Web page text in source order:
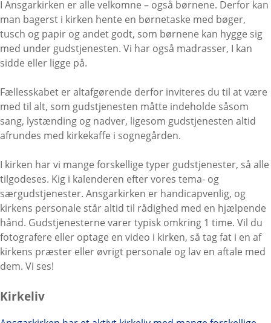
I Ansgarkirken er alle velkomne – også børnene. Derfor kan
man bagerst i kirken hente en børnetaske med bøger,
tusch og papir og andet godt, som børnene kan hygge sig
med under gudstjenesten. Vi har også madrasser, I kan
sidde eller ligge på.
Fællesskabet er altafgørende derfor inviteres du til at være
med til alt, som gudstjenesten måtte indeholde såsom
sang, lystænding og nadver, ligesom gudstjenesten altid
afrundes med kirkekaffe i sognegården.
I kirken har vi mange forskellige typer gudstjenester, så alle
tilgodeses. Kig i kalenderen efter vores tema- og
særgudstjenester. Ansgarkirken er handicapvenlig, og
kirkens personale står altid til rådighed med en hjælpende
hånd. Gudstjenesterne varer typisk omkring 1 time. Vil du
fotografere eller optage en video i kirken, så tag fat i en af
kirkens præster eller øvrigt personale og lav en aftale med
dem. Vi ses!
Kirkeliv